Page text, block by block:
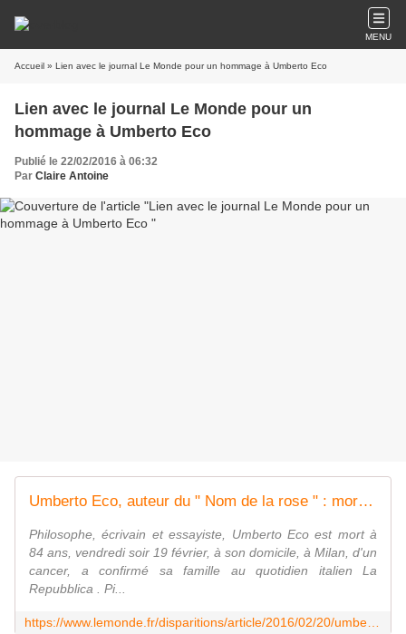
MENU
Accueil » Lien avec le journal Le Monde pour un hommage à Umberto Eco
Lien avec le journal Le Monde pour un
hommage à Umberto Eco
Publié le 22/02/2016 à 06:32
Par Claire Antoine
Umberto Eco, auteur du " Nom de la rose " : mort du plus lettré des rêveurs
Philosophe, écrivain et essayiste, Umberto Eco est mort à
84 ans, vendredi soir 19 février, à son domicile, à Milan, d'un
cancer, a confirmé sa famille au quotidien italien La
Repubblica . Pi...